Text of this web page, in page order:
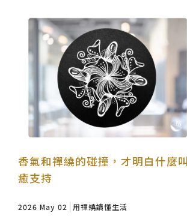
香氣和禪繞的碰撞，才明白什麼
癒支持
2026 May 02 用禪繞讀懂生活